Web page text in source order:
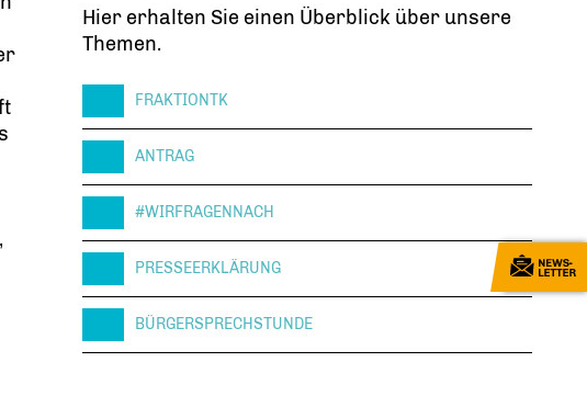
Hier erhalten Sie einen Überblick über unsere
Themen.
FRAKTIONTK
ANTRAG
#WIRFRAGENNACH
PRESSEERKLÄRUNG
BÜRGERSPRECHSTUNDE